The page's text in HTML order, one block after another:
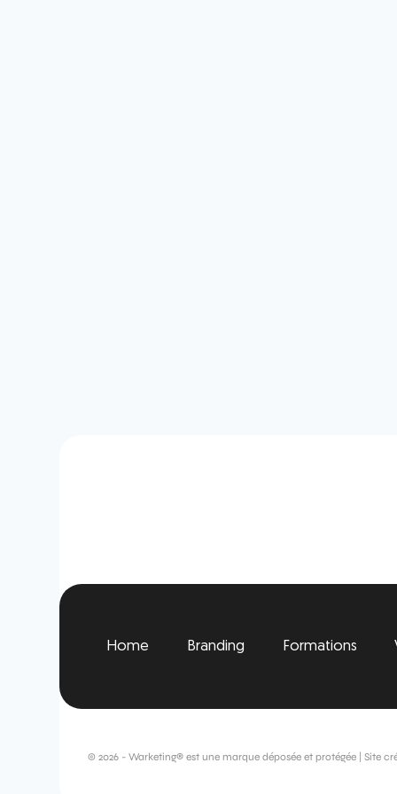
Home Branding Formations
© 2026 - Warketing® est une marque déposée et protégée | Site